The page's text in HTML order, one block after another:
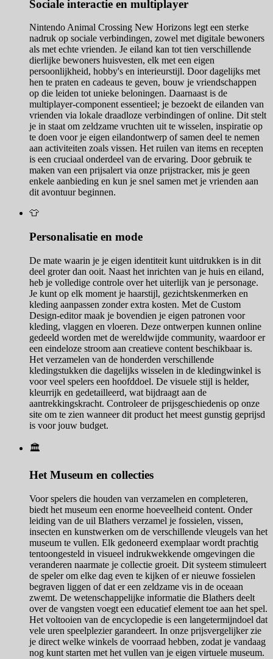
Sociale interactie en multiplayer
Nintendo Animal Crossing New Horizons legt een sterke
nadruk op sociale verbindingen, zowel met digitale bewoners
als met echte vrienden. Je eiland kan tot tien verschillende
dierlijke bewoners huisvesten, elk met een eigen
persoonlijkheid, hobby's en interieurstijl. Door dagelijks met
hen te praten en cadeaus te geven, bouw je vriendschappen
op die leiden tot unieke beloningen. Daarnaast is de
multiplayer-component essentieel; je bezoekt de eilanden van
vrienden via lokale draadloze verbindingen of online. Dit stelt
je in staat om zeldzame vruchten uit te wisselen, inspiratie op
te doen voor je eigen eilandontwerp of samen deel te nemen
aan activiteiten zoals vissen. Het ruilen van items en recepten
is een cruciaal onderdeel van de ervaring. Door gebruik te
maken van een prijsalert via onze prijstracker, mis je geen
enkele aanbieding en kun je snel samen met je vrienden aan
dit avontuur beginnen.
👕
Personalisatie en mode
De mate waarin je je eigen identiteit kunt uitdrukken is in dit
deel groter dan ooit. Naast het inrichten van je huis en eiland,
heb je volledige controle over het uiterlijk van je personage.
Je kunt op elk moment je haarstijl, gezichtskenmerken en
kleding aanpassen zonder extra kosten. Met de Custom
Design-editor maak je bovendien je eigen patronen voor
kleding, vlaggen en vloeren. Deze ontwerpen kunnen online
gedeeld worden met de wereldwijde community, waardoor er
een eindeloze stroom aan creatieve content beschikbaar is.
Het verzamelen van de honderden verschillende
kledingstukken die dagelijks wisselen in de kledingwinkel is
voor veel spelers een hoofddoel. De visuele stijl is helder,
kleurrijk en gedetailleerd, wat bijdraagt aan de
aantrekkingskracht. Controleer de prijsgeschiedenis op onze
site om te zien wanneer dit product het meest gunstig geprijsd
is voor jouw budget.
🏛️
Het Museum en collecties
Voor spelers die houden van verzamelen en completeren,
biedt het museum een enorme hoeveelheid content. Onder
leiding van de uil Blathers verzamel je fossielen, vissen,
insecten en kunstwerken om de verschillende vleugels van het
museum te vullen. Elk gedoneerd exemplaar wordt prachtig
tentoongesteld in visueel indrukwekkende omgevingen die
veranderen naarmate je collectie groeit. Dit systeem stimuleert
de speler om elke dag even te kijken of er nieuwe fossielen
begraven liggen of dat er een zeldzame vis in de oceaan
zwemt. De wetenschappelijke informatie die Blathers deelt
over de vangsten voegt een educatief element toe aan het spel.
Het voltooien van de encyclopedie is een langetermijndoel dat
vele uren speelplezier garandeert. In onze prijsvergelijker zie
je direct welke winkels de voorraad hebben, zodat je vandaag
nog kunt starten met het vullen van je eigen virtuele museum.